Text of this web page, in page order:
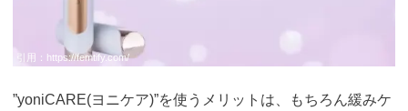
引用： https://femtify.com/
”yoniCARE(ヨニケア)”を使うメリットは、もちろん緩みケ